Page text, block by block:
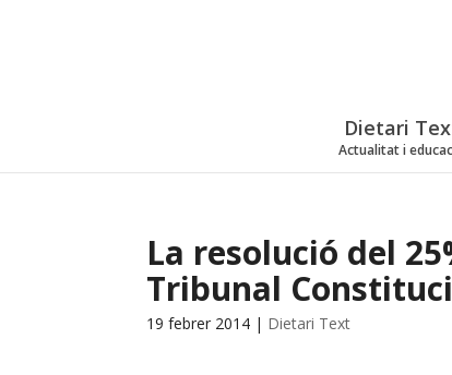
Dietari
Actualitat i
La resolució del
Tribunal
19 febrer 2014 | Dietari Text